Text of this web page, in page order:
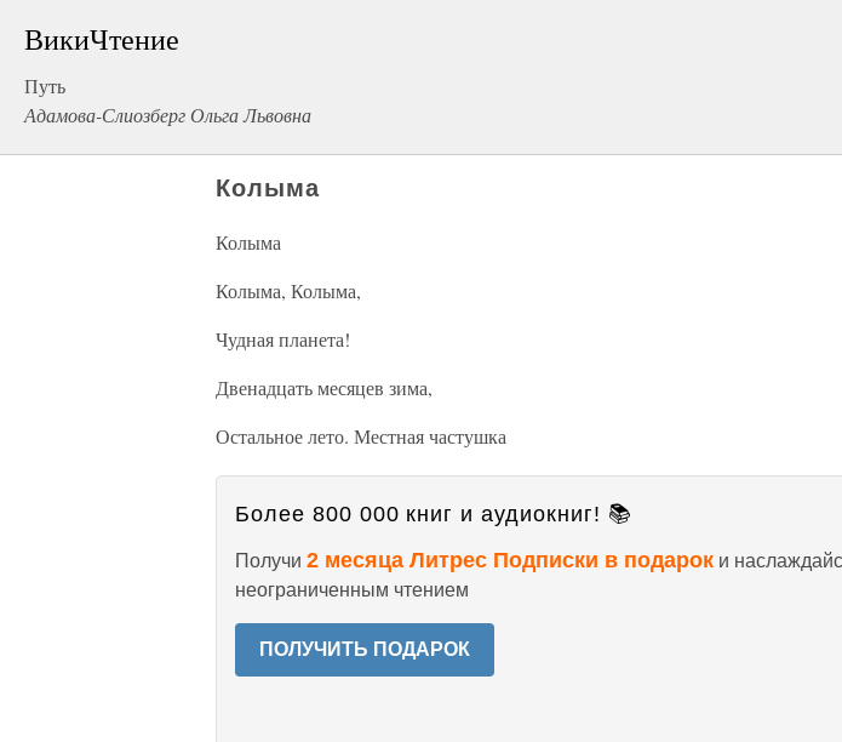
ВикиЧтение
Путь
Адамова-Слиозберг Ольга Львовна
Колыма
Колыма
Колыма, Колыма,
Чудная планета!
Двенадцать месяцев зима,
Остальное лето. Местная частушка
Более 800 000 книг и аудиокниг! 📚
Получи 2 месяца Литрес Подписки в подарок и
неограниченным чтением
ПОЛУЧИТЬ ПОДАРОК